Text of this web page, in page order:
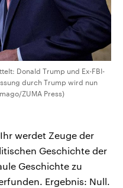
Donald Trump und Ex-FBI-
durch Trump wird nun
ZUMA Press)
werdet Zeuge der
Geschichte der
Geschichte zu
Ergebnis: Null.